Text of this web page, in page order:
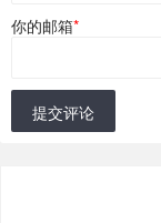
你的邮箱*
提交评论